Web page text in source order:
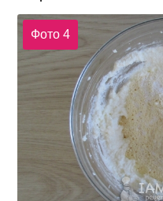
Фото 4